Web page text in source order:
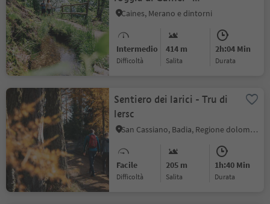
Waalweg
Caines, Merano e dintorni
Intermedio
Difficoltà
414 m
Salita
2h:04 Min
durata
Sentiero dei larici - Tru di
lersc
San Cassiano, Badia, Regione dolomitica Alta Badia
Facile
Difficoltà
205 m
Salita
1h:40 Min
durata